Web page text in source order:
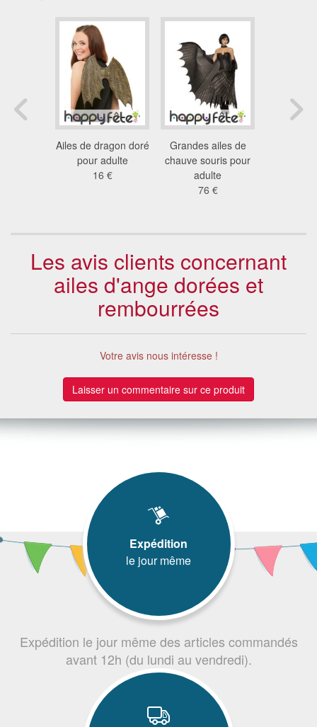
Ailes de dragon doré
pour adulte
16 €
Grandes ailes de
chauve souris pour
adulte
76 €
Les avis clients concernant
ailes d'ange dorées et
rembourrées
Votre avis nous intéresse !
Laisser un commentaire sur ce produit
Expédition
le jour même
Expédition le jour même des articles commandés
avant 12h (du lundi au vendredi).